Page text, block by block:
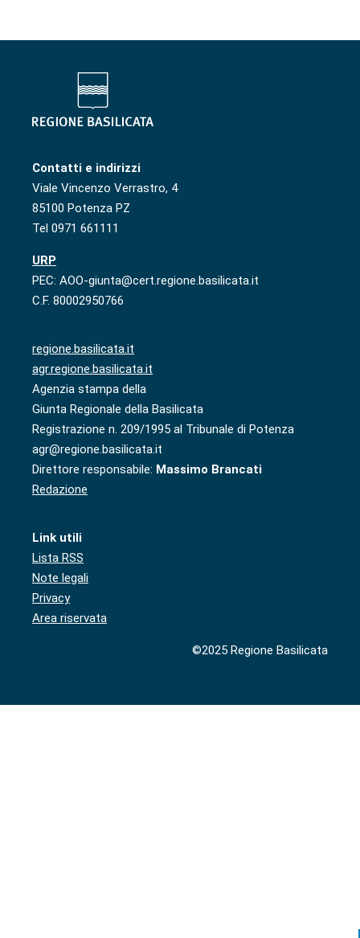
Contatti e indirizzi
Viale Vincenzo Verrastro, 4
85100 Potenza PZ
Tel 0971 661111
URP
PEC: AOO-giunta@cert.regione.basilicata.it
C.F. 80002950766
regione.basilicata.it
agr.regione.basilicata.it
Agenzia stampa della
Giunta Regionale della Basilicata
Registrazione n. 209/1995 al Tribunale di Potenza
agr@regione.basilicata.it
Direttore responsabile: Massimo Brancati
Redazione
Link utili
Lista RSS
Note legali
Privacy
Area riservata
©2025 Regione Basilicata